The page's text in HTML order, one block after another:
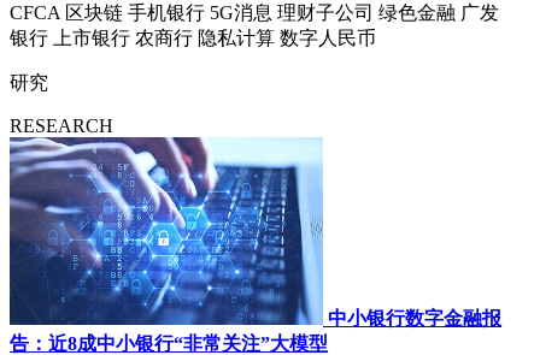
CFCA 区块链 手机银行 5G消息 理财子公司 绿色金融 广发
银行
上市银行 农商行 隐私计算 数字人民币
研究
RESEARCH
中小银行数字金融报
告：近8成中小银行“非常关注”大模型